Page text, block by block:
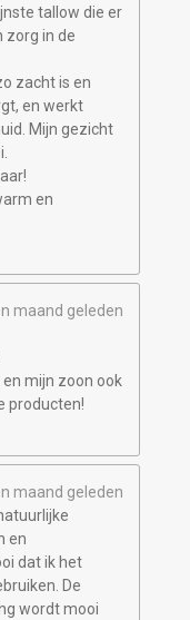
tallow die er
zorg in de
zacht is en
en werkt
Mijn gezicht
en
maand geleden
en mijn zoon ook
producten!
maand geleden
en
dat ik het
De
wordt mooi